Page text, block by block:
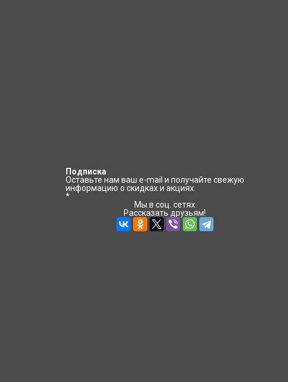
Подписка
Оставьте нам ваш e-mail и получайте свежую
информацию о скидках и акциях.
*
Мы в соц. сетях
Рассказать друзьям!